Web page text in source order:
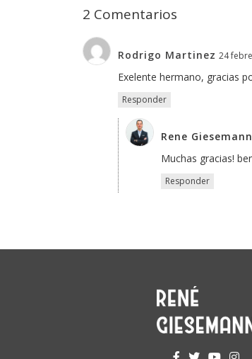
2 Comentarios
Rodrigo Martinez 24
Exelente hermano, gracias
Responder
Rene Giesemann
Muchas gracias!
Responder